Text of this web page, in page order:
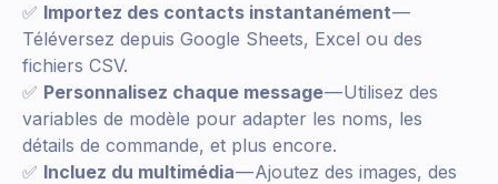
✅ Importez des contacts instantanément—
Téléversez depuis Google Sheets, Excel ou des
fichiers CSV.
✅ Personnalisez chaque message— Utilisez des
variables de modèle pour adapter les noms, les
détails de commande, et plus encore.
✅ Incluez du multimédia— Ajoutez des images, des